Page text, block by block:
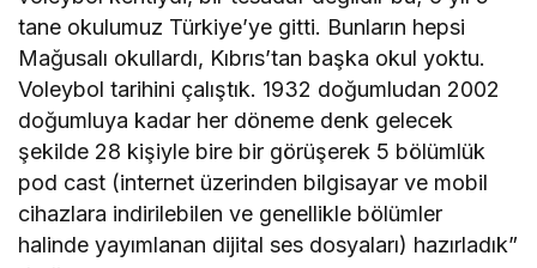
tane okulumuz Türkiye’ye gitti. Bunların hepsi
Mağusalı okullardı, Kıbrıs’tan başka okul yoktu.
Voleybol tarihini çalıştık. 1932 doğumludan 2002
doğumluya kadar her döneme denk gelecek
şekilde 28 kişiyle bire bir görüşerek 5 bölümlük
pod cast (internet üzerinden bilgisayar ve mobil
cihazlara indirilebilen ve genellikle bölümler
halinde yayımlanan dijital ses dosyaları) hazırladık”